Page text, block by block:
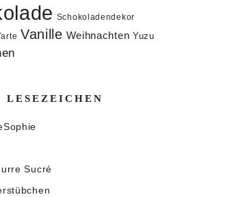
Schokoladendekor
Vanille Weihnachten Yuzu
LESEZEICHEN
Sucré